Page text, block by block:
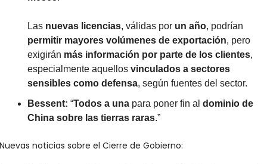
Las nuevas licencias, válidas por un año
permitir mayores volúmenes de exportación, pero
exigirán más información por parte de los clientes,
especialmente aquellos vinculados a sectores
sensibles como defensa, según fuentes del sector.
Bessent: “Todos a una para poner fin al dominio de
China sobre las tierras raras.”
noticias sobre el Cierre de Gobierno: